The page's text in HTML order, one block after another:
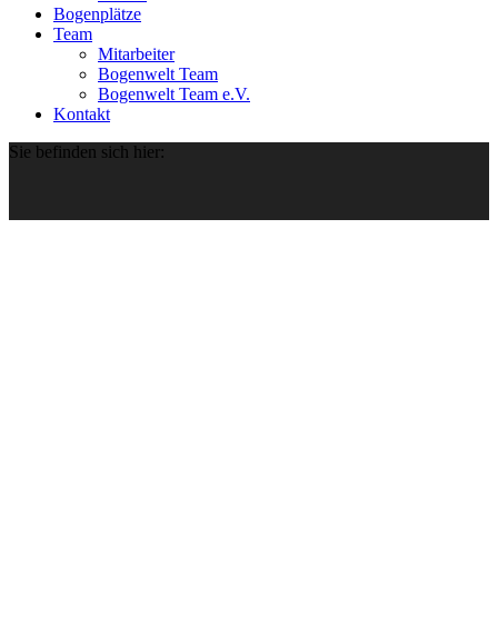
Bogenplätze
Team
Mitarbeiter
Bogenwelt Team
Bogenwelt Team e.V.
Kontakt
Sie befinden sich hier: